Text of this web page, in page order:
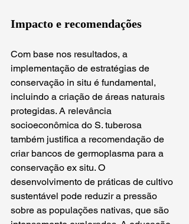
Impacto e recomendações
Com base nos resultados, a
implementação de estratégias de
conservação in situ é fundamental,
incluindo a criação de áreas naturais
protegidas. A relevância
socioeconômica do S. tuberosa
também justifica a recomendação de
criar bancos de germoplasma para a
conservação ex situ. O
desenvolvimento de práticas de cultivo
sustentável pode reduzir a pressão
sobre as populações nativas, que são